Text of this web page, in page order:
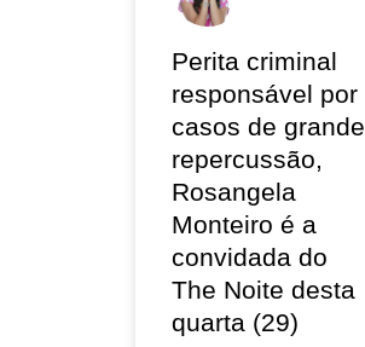
Perita criminal
responsável por
casos de grande
repercussão,
Rosangela
Monteiro é a
convidada do
The Noite desta
quarta (29)